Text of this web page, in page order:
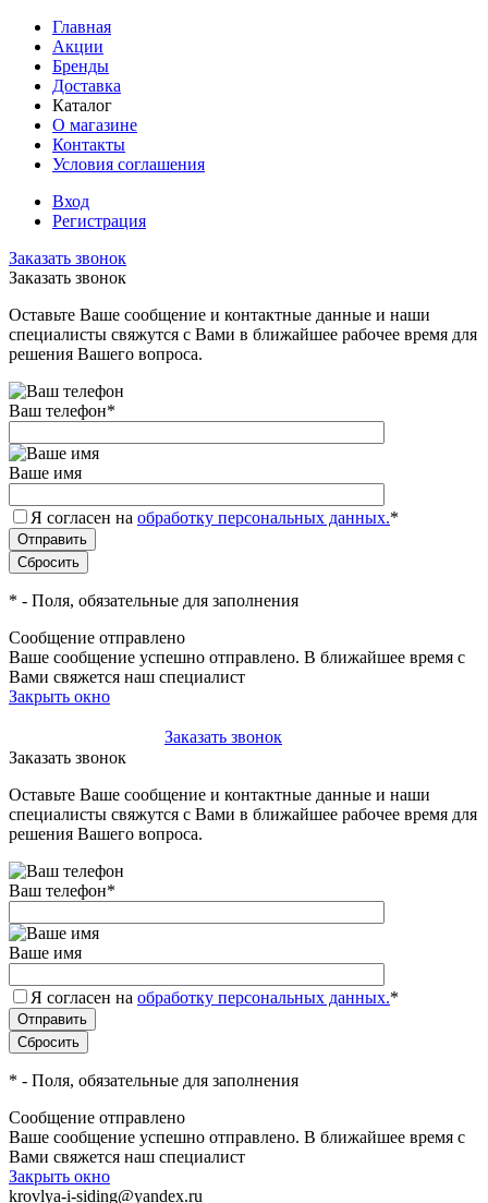
Главная
Акции
Бренды
Доставка
Каталог
О магазине
Контакты
Условия соглашения
Вход
Регистрация
Заказать звонок
Заказать звонок
Оставьте Ваше сообщение и контактные данные и наши
специалисты свяжутся с Вами в ближайшее рабочее время для
решения Вашего вопроса.
Ваш телефон*
Ваше имя
Я согласен на обработку персональных данных.*
* - Поля, обязательные для заполнения
Сообщение отправлено
Ваше сообщение успешно отправлено. В ближайшее время с
Вами свяжется наш специалист
Закрыть окно
Заказать звонок
Заказать звонок
Оставьте Ваше сообщение и контактные данные и наши
специалисты свяжутся с Вами в ближайшее рабочее время для
решения Вашего вопроса.
Ваш телефон*
Ваше имя
Я согласен на обработку персональных данных.*
* - Поля, обязательные для заполнения
Сообщение отправлено
Ваше сообщение успешно отправлено. В ближайшее время с
Вами свяжется наш специалист
Закрыть окно
krovlya-i-siding@yandex.ru